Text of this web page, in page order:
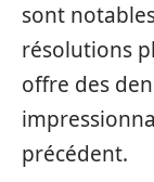
sont
résolutions
offre des
précédent.